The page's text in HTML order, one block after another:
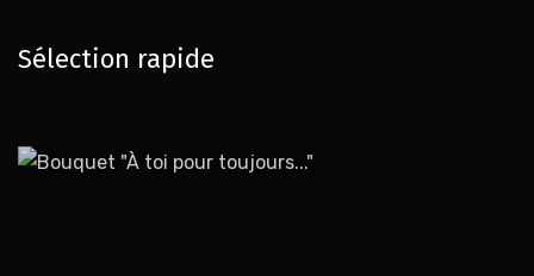
Sélection rapide